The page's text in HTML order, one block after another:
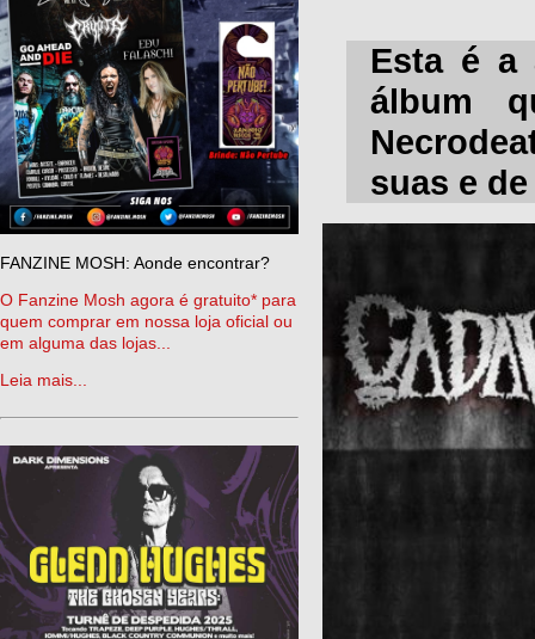
FANZINE MOSH: Aonde encontrar?
O Fanzine Mosh agora é gratuito* para
quem comprar em nossa loja oficial ou
em alguma das lojas...
Leia mais...
Esta é a
álbum
suas e